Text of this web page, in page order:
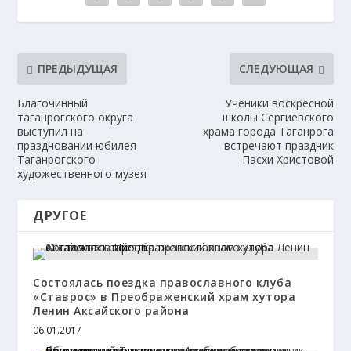
ПРЕДЫДУЩАЯ
Благочинный
таганрогского округа
выступил на
праздновании юбилея
Таганрогского
художественного музея
СЛЕДУЮЩАЯ
Ученики воскресной
школы Сергиевского
храма города Таганрога
встречают праздник
Пасхи Христовой
ДРУГОЕ
Состоялась поездка православного клуба
«Ставрос» в Преображенский храм хутора
Ленин Аксайского района
06.01.2017